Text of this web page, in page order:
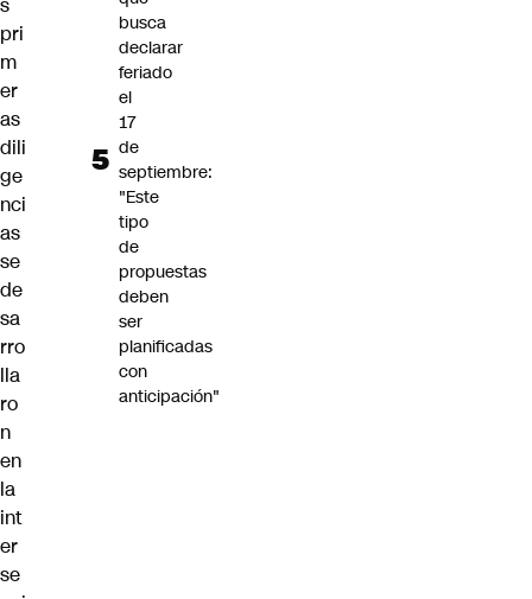
pri
m
er
as
dili
ge
nci
as
se
de
sa
rro
lla
ro
n
en
la
int
er
se
busca
declarar
feriado
el
17
de
septiembre:
"Este
tipo
de
propuestas
deben
ser
planificadas
con
anticipación"